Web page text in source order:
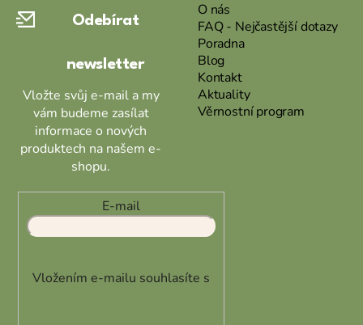
Odebírat
newsletter
Vložte svůj e-mail a my
vám budeme zasílat
informace o nových
produktech na našem e-
shopu.
E-mail
Vložením e-mailu souhlasíte s
O nás
FAQ - Nejčastější dotazy
Poradna
Blog
Kontakt
Aktuality
Věrnostní program